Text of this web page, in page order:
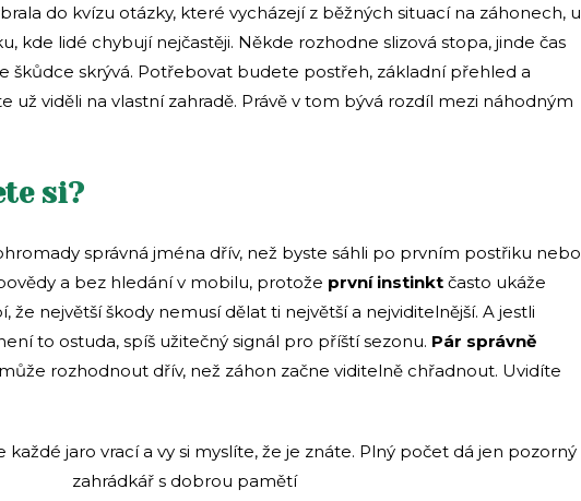
do kvízu otázky, které vycházejí z běžných situací na záhonech, u
kde lidé chybují nejčastěji. Někde rozhodne slizová stopa, jinde čas
škůdce skrývá. Potřebovat budete postřeh, základní přehled a
už viděli na vlastní zahradě. Právě v tom bývá rozdíl mezi náhodným
si?
správná jména dřív, než byste sáhli po prvním postřiku nebo
a bez hledání v mobilu, protože první instinkt často ukáže
že největší škody nemusí dělat ti největší a nejviditelnější. A jestli
to ostuda, spíš užitečný signál pro příští sezonu. Pár správně
může rozhodnout dřív, než záhon začne viditelně chřadnout. Uvidíte
každé jaro vrací a vy si myslíte, že je znáte. Plný počet dá jen pozorný
zahrádkář s dobrou pamětí